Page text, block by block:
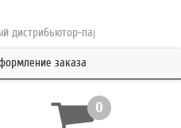
партнер концерна ESAB с
заказа
0